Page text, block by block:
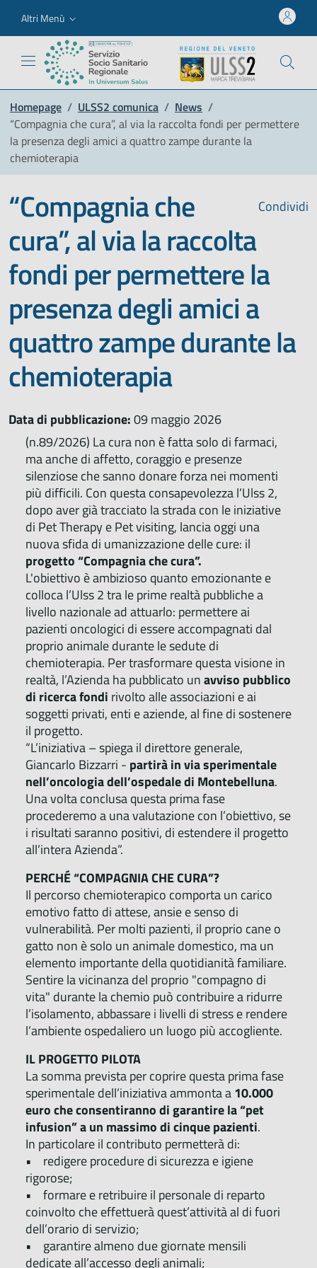
Altri Menù
Homepage / ULSS2 comunica / News /
“Compagnia che cura”, al via la raccolta fondi per permettere
la presenza degli amici a quattro zampe durante la
chemioterapia
Condividi
“Compagnia che
cura”, al via la raccolta
fondi per permettere la
presenza degli amici a
quattro zampe durante la
chemioterapia
Data di pubblicazione:09 maggio 2026
(n.89/2026) La cura non è fatta solo di farmaci,
ma anche di affetto, coraggio e presenze
silenziose che sanno donare forza nei momenti
più difficili. Con questa consapevolezza l’Ulss 2,
dopo aver già tracciato la strada con le iniziative
di Pet Therapy e Pet visiting, lancia oggi una
nuova sfida di umanizzazione delle cure: il
progetto “Compagnia che cura”.
L'obiettivo è ambizioso quanto emozionante e
colloca l’Ulss 2 tra le prime realtà pubbliche a
livello nazionale ad attuarlo: permettere ai
pazienti oncologici di essere accompagnati dal
proprio animale durante le sedute di
chemioterapia. Per trasformare questa visione in
realtà, l’Azienda ha pubblicato unavviso pubblico
di ricerca fondi rivolto alle associazioni e ai
soggetti privati, enti e aziende, al fine di sostenere
il progetto.
“L’iniziativa – spiega il direttore generale,
Giancarlo Bizzarri - partirà in via sperimentale
nell’oncologia dell’ospedale di Montebelluna.
Una volta conclusa questa prima fase
procederemo a una valutazione con l’obiettivo, se
i risultati saranno positivi, di estendere il progetto
all’intera Azienda”.
PERCHÉ “COMPAGNIA CHE CURA”?
Il percorso chemioterapico comporta un carico
emotivo fatto di attese, ansie e senso di
vulnerabilità. Per molti pazienti, il proprio cane o
gatto non è solo un animale domestico, ma un
elemento importante della quotidianità familiare.
Sentire la vicinanza del proprio "compagno di
vita" durante la chemio può contribuire a ridurre
l’isolamento, abbassare i livelli di stress e rendere
l’ambiente ospedaliero un luogo più accogliente.
IL PROGETTO PILOTA
La somma prevista per coprire questa prima fase
sperimentale dell’iniziativa ammonta a10.000
euro che consentiranno di garantire la “pet
infusion” a un massimo di cinque pazienti.
In particolare il contributo permetterà di:
• redigere procedure di sicurezza e igiene
rigorose;
• formare e retribuire il personale di reparto
coinvolto che effettuerà quest’attività al di fuori
dell’orario di servizio;
• garantire almeno due giornate mensili
dedicate all’accesso degli animali;